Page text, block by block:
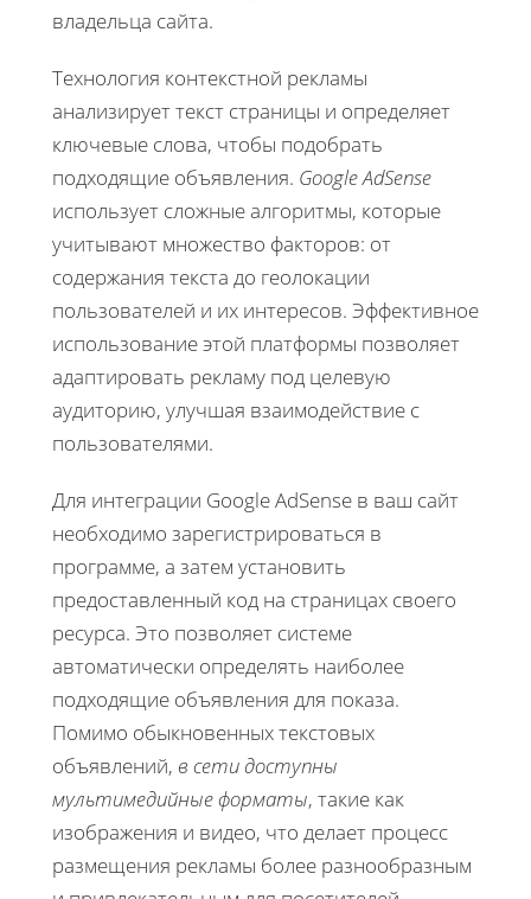
владельца сайта.
Технология контекстной рекламы
анализирует текст страницы и определяет
ключевые слова, чтобы подобрать
подходящие объявления. Google AdSense
использует сложные алгоритмы, которые
учитывают множество факторов: от
содержания текста до геолокации
пользователей и их интересов. Эффективное
использование этой платформы позволяет
адаптировать рекламу под целевую
аудиторию, улучшая взаимодействие с
пользователями.
Для интеграции Google AdSense в ваш сайт
необходимо зарегистрироваться в
программе, а затем установить
предоставленный код на страницах своего
ресурса. Это позволяет системе
автоматически определять наиболее
подходящие объявления для показа.
Помимо обыкновенных текстовых
объявлений, в сети доступны
мультимедийные форматы, такие как
изображения и видео, что делает процесс
размещения рекламы более разнообразным